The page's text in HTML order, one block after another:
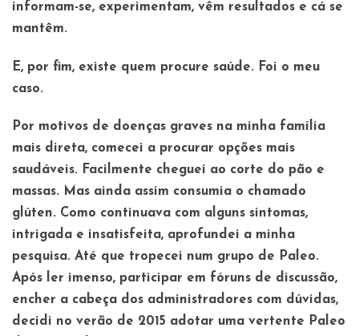
informam-se, experimentam, vêm resultados e cá se
mantêm.
E, por fim, existe quem procure saúde. Foi o meu
caso.
Por motivos de doenças graves na minha família
mais direta, comecei a procurar opções mais
saudáveis. Facilmente cheguei ao corte do pão e
massas. Mas ainda assim consumia o chamado
glúten. Como continuava com alguns sintomas,
intrigada e insatisfeita, aprofundei a minha
pesquisa. Até que tropecei num grupo de Paleo.
Após ler imenso, participar em fóruns de discussão,
encher a cabeça dos administradores com dúvidas,
decidi no verão de 2015 adotar uma vertente Paleo